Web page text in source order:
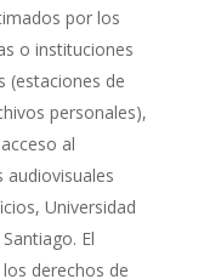
por los
o instituciones
(estaciones de
personales),
al
audiovisuales
Universidad
El
derechos de